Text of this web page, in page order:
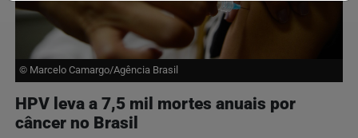
© Marcelo Camargo/Agência Brasil
HPV leva a 7,5 mil mortes anuais por
câncer no Brasil